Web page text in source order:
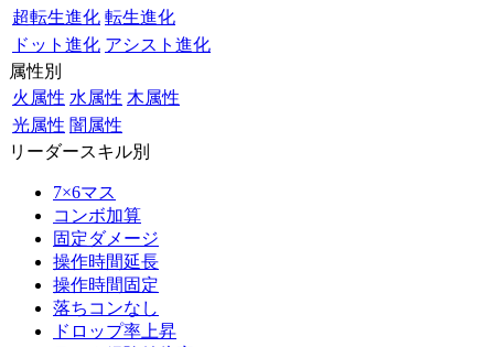
超転生進化 転生進化
ドット進化 アシスト進化
属性別
火属性 水属性 木属性
光属性 闇属性
リーダースキル別
7×6マス
コンボ加算
固定ダメージ
操作時間延長
操作時間固定
落ちコンなし
ドロップ率上昇